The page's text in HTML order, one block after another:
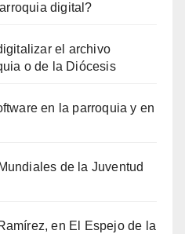
digital?
el archivo
o de la Diócesis
en la parroquia y en
de la Juventud
en El Espejo de la